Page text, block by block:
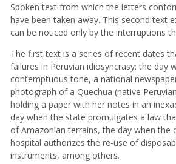
Spoken text from which the letters
have been taken away. This second text
can be noticed only by the interruptions
The first text is a series of recent dates
failures in Peruvian idiosyncrasy: the day
contemptuous tone, a national
photograph of a Quechua (native
holding a paper with her notes in an
day when the state promulgates a law
of Amazonian terrains, the day when the
hospital authorizes the re-use of
instruments, among others.